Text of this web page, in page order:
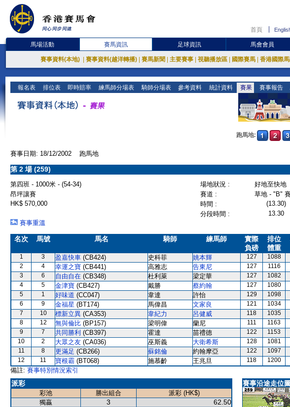
首頁
馬場活動 賽馬資訊 足球資訊 馬會會員
賽事資料(本地) 賽事資料(越洋轉播) 賽馬新聞 主要賽事 視聽播放區 國際賽馬 香港國際
報名表 排位表 即時賠率 練馬師分場表 騎師分場表 參考資料 統計資料 賽果 賽事報告
跑馬地:
賽事日期: 18/12/2002 跑馬地
第 2 場 (259)
第四班 - 1000米 - (54-34) 場地狀況 :
好地至快地
昂坪讓賽
賽道 :
草地 - "B"
HK$ 570,000
時間 : (13.30)
分段時間 :
13.30
賽事重溫
名次 馬號 馬名 騎師 練馬師
實際
負磅
排位
體重
1 3 盈嘉快車 (CB424) 史科菲 姚本輝 127 1088
2
4 幸運之寶 (CB441) 高雅志 告東尼 127 1116
3
6 自由自在 (CB348) 杜利萊 梁定華 127 1082
4
5 金津寶 (CB427) 戴勝 蔡約翰 127 1080
5
1 好味道 (CC047) 韋達 許怡 129 1098
6
9 金福星 (BT174) 馬偉昌 文家良 121 1034
7
10 標新立異 (CA353) 韋紀力 呂健威 118 1035
8
12 無與倫比 (BP157) 梁明偉 蘭尼 111 1163
9
7 共同勝利 (CB397) 霍達 苗禮德 122 1153
10
2 大眾之友 (CA036) 巫斯義 大衛希斯 128 1081
11
8 更滿足 (CB266) 蘇銘倫 約翰摩亞 122 1097
12
11 寶根霸 (BT068) 施慕齡 王兆旦 118 1200
備註: 賽事特別情況索引
派彩
彩池 勝出組合
派彩 (HK$)
獨贏
3 62.50
賽事沿途走位